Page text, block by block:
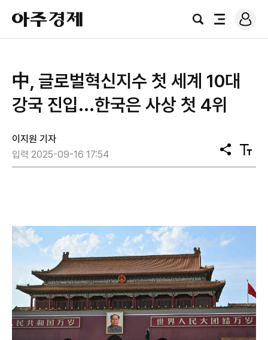
아
주
경
검
전
로
그
中, 글로벌혁신지수 첫 세계 10대
강국 진입...한국은 사상 첫 4위
이지원 기자
입력 2025-09-16 17:54
공
유
텍
스